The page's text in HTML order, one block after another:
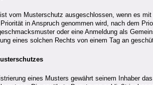
vom Musterschutz ausgeschlossen, wenn es
in Anspruch genommen wird, nach dem
oder eine Anmeldung als
eines solchen Rechts von einem Tag an
eines Musters gewährt seinem Inhaber